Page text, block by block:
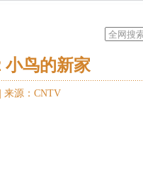
小鸟的新家
来源：CNTV